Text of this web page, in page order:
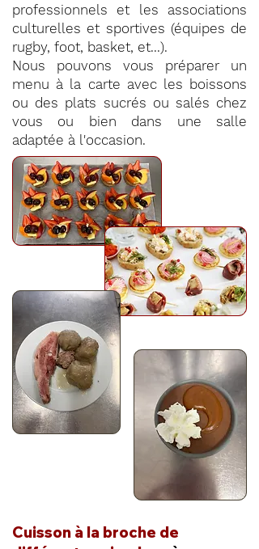
professionnels et les associations
culturelles et sportives (équipes de
rugby, foot, basket, et...).
Nous pouvons vous préparer un
menu à la carte avec les boissons
ou des plats sucrés ou salés chez
vous ou bien dans une salle
adaptée à l'occasion.
Cuisson à la broche de